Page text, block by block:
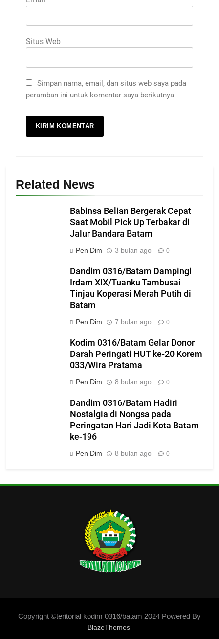
Situs Web
Simpan nama, email, dan situs web saya pada
peramban ini untuk komentar saya berikutnya.
Related News
Babinsa Belian Bergerak Cepat
Saat Mobil Pick Up Terbakar di
Jalur Bandara Batam
Pen Dim 3 bulan ago 0
Dandim 0316/Batam Dampingi
Irdam XIX/Tuanku Tambusai
Tinjau Koperasi Merah Putih di
Batam
Pen Dim 7 bulan ago 0
Kodim 0316/Batam Gelar Donor
Darah Peringati HUT ke-20 Korem
033/Wira Pratama
Pen Dim 8 bulan ago 0
Dandim 0316/Batam Hadiri
Nostalgia di Nongsa pada
Peringatan Hari Jadi Kota Batam
ke-196
Pen Dim 8 bulan ago 0
Copyright ©teritorial kodim 0316/batam 2024 Powered By
BlazeThemes.